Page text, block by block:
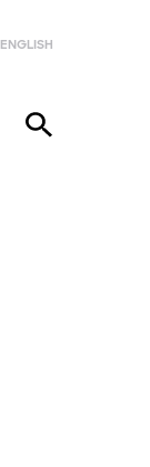
ENGLISH